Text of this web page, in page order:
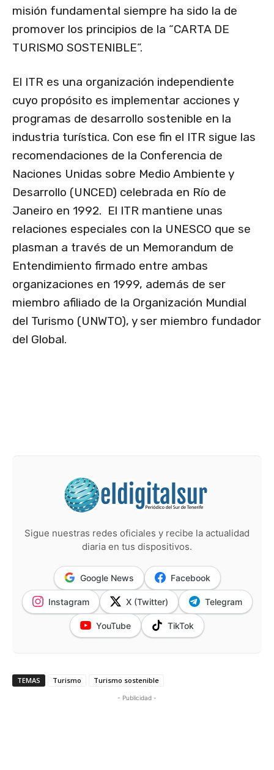
misión fundamental siempre ha sido la de
promover los principios de la “CARTA DE
TURISMO SOSTENIBLE”.
El ITR es una organización independiente
cuyo propósito es implementar acciones y
programas de desarrollo sostenible en la
industria turística. Con ese fin el ITR sigue las
recomendaciones de la Conferencia de
Naciones Unidas sobre Medio Ambiente y
Desarrollo (UNCED) celebrada en Río de
Janeiro en 1992. El ITR mantiene unas
relaciones especiales con la UNESCO que se
plasman a través de un Memorandum de
Entendimiento firmado entre ambas
organizaciones en 1999, además de ser
miembro afiliado de la Organización Mundial
del Turismo (UNWTO), y ser miembro fundador
del Global.
Sigue nuestras redes oficiales y recibe la actualidad
diaria en tus dispositivos.
Google News Facebook
Instagram X (Twitter) Telegram
YouTube TikTok
TEMAS Turismo Turismo sostenible
- Publicidad -